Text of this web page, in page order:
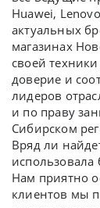
Huawei,
актуальных
магазинах
своей
доверие и
лидеров
и по праву
Сибирском
Вряд ли
Нам приятно
клиентов мы